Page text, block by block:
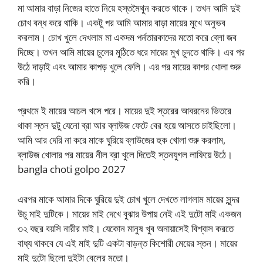
মা আমার বাড়া নিজের হাতে নিয়ে হস্তমৈথুন করতে থাকে। তখন আমি দুই
চোখ বন্ধ করে থাকি। একটু পর আমি আমার বাড়া মায়ের মুখে অনুভব
করলাম। চোখ খুলে দেখলাম মা একদম পর্নতারকাদের মতো করে ব্লো জব
দিচ্ছে। তখন আমি মায়ের চুলের মুঠিতে ধরে মায়ের মুখ চুদতে থাকি। এর পর
উঠে দাড়াই এবং আমার কাপড় খুলে ফেলি। এর পর মায়ের কাপর খোলা শুরু
করি।
প্রথমে ই মায়ের আচল খসে পরে। মায়ের দুই স্তরের আবরনের ভিতরে
থাকা স্তন দুটু যেনো ব্রা আর ব্লাউজ ফেটে বের হয়ে আসতে চাইছিলো।
আমি আর দেরি না করে মাকে ঘুরিয়ে ব্লাউজের হুক খোলা শুরু করলাম,
ব্লাউজ খোলার পর মায়ের নীল ব্রা খুলে দিতেই স্তনযুগল লাফিয়ে উঠে।
bangla choti golpo 2027
এরপর মাকে আমার দিকে ঘুরিয়ে দুই চোখ খুলে দেখতে লাগলাম মায়ের সুন্দর
উচু মাই দুটিকে। মায়ের মাই দেখে বুঝার উপায় নেই এই দুটো মাই একজন
৩২ বছর বয়সি নারীর মাই। যেকোন মানুষ খুব অনায়াসেই বিশ্বাস করতে
বাধ্য থাকবে যে এই মাই দুটি একটা বাড়ন্ত কিশোরী মেয়ের স্তন। মায়ের
মাই দুটো ছিলো দুইটা বেলের মতো।